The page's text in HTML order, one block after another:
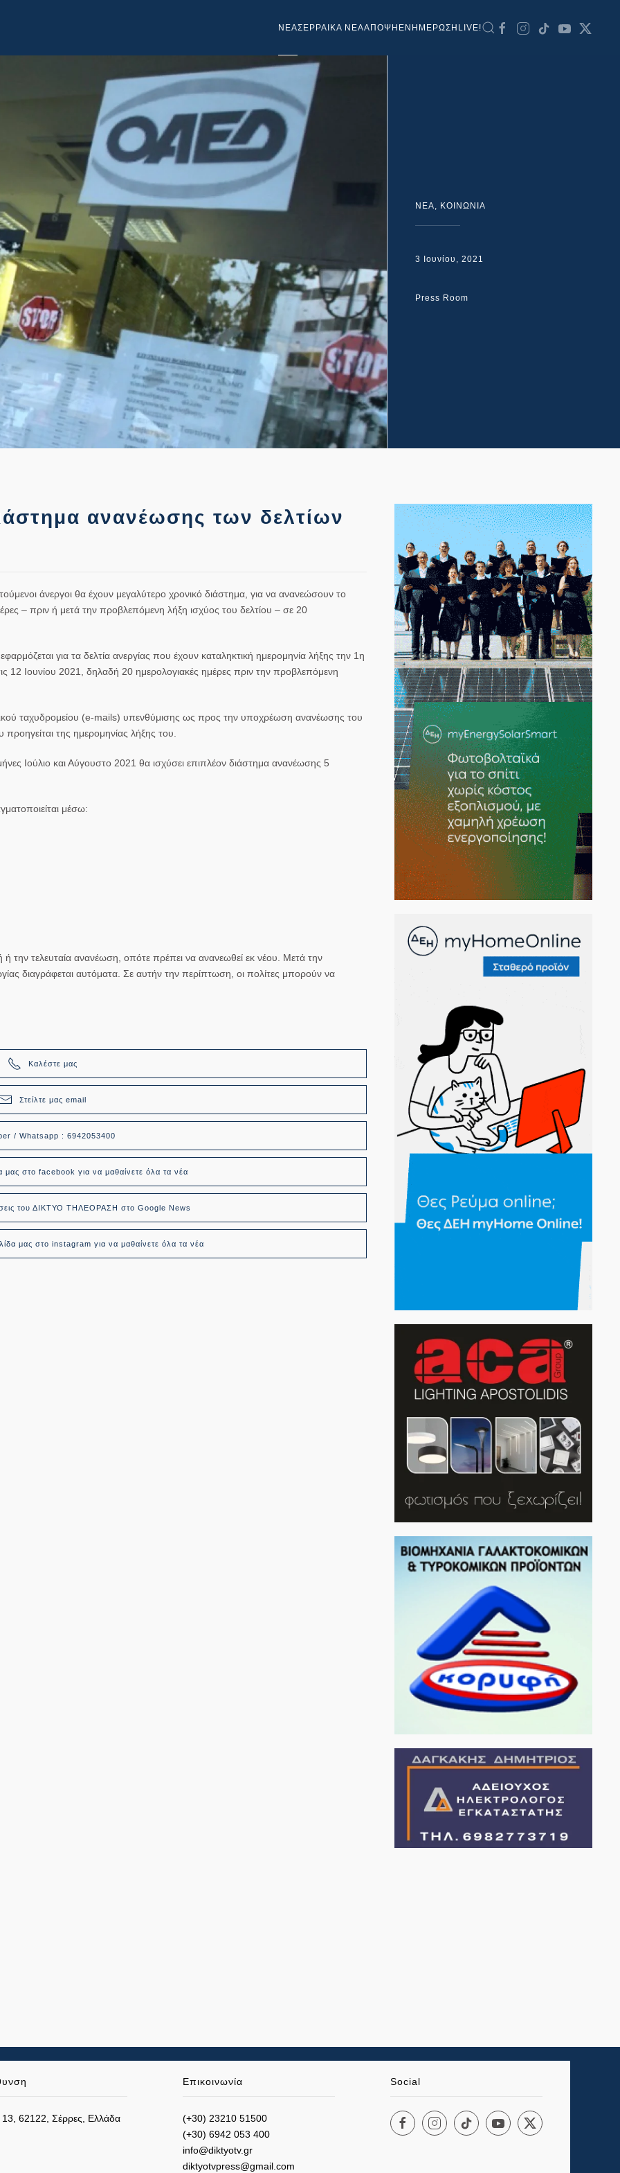
NEAΣΕΡΡΑΙΚΑ ΝΕΑΑΠΟΨΗ ΕΝΗΜΕΡΩΣΗ LIVE!
NEA, ΚΟΙΝΩΝΙΑ
3 Ιουνίου, 2021
Press Room
ανανέωσης των δελτίων
άνεργοι θα έχουν μεγαλύτερο χρονικό διάστημα, για να ανανεώσουν το
– πριν ή μετά την προβλεπόμενη λήξη ισχύος του δελτίου – σε 20
για τα δελτία ανεργίας που έχουν καταληκτική ημερομηνία λήξης την 1η
Ιουνίου 2021, δηλαδή 20 ημερολογιακές ημέρες πριν την προβλεπόμενη
ταχυδρομείου (e-mails) υπενθύμισης ως προς την υποχρέωση ανανέωσης του
της ημερομηνίας λήξης του.
Ιούλιο και Αύγουστο 2021 θα ισχύσει επιπλέον διάστημα ανανέωσης 5
μέσω:
ή την τελευταία ανανέωση, οπότε πρέπει να ανανεωθεί εκ νέου. Μετά την
διαγράφεται αυτόματα. Σε αυτήν την περίπτωση, οι πολίτες μπορούν να
Καλέστε μας
Στείλτε μας email
/ Whatsapp : 6942053400
μας στο facebook για να μαθαίνετε όλα τα νέα
του ΔΙΚΤΥΟ ΤΗΛΕΟΡΑΣΗ στο Google News
μας στο instagram για να μαθαίνετε όλα τα νέα
13, 62122, Σέρρες, Ελλάδα
Επικοινωνία
(+30) 23210 51500
(+30) 6942 053 400
info@diktyotv.gr
diktyotvpress@gmail.com
Social